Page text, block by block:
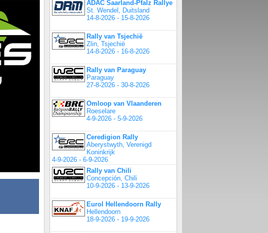
ADAC Saarland-Pfalz Rallye
St. Wendel, Duitsland
14-8-2026 - 15-8-2026
Rally van Tsjechië
Zlin, Tsjechië
14-8-2026 - 16-8-2026
Rally van Paraguay
Paraguay
27-8-2026 - 30-8-2026
Omloop van Vlaanderen
Roeselare
4-9-2026 - 5-9-2026
Ceredigion Rally
Aberystwyth, Verenigd
Koninkrijk
4-9-2026 - 6-9-2026
Rally van Chili
Concepción, Chili
10-9-2026 - 13-9-2026
Eurol Hellendoorn Rally
Hellendoorn
18-9-2026 - 19-9-2026